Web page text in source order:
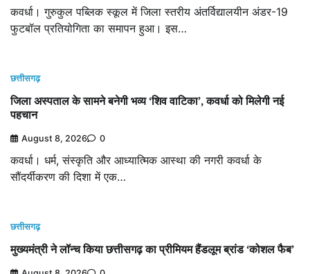
कवर्धा। गुरुकुल पब्लिक स्कूल में जिला स्तरीय अंतर्विद्यालयीन अंडर-19
फुटबॉल प्रतियोगिता का समापन हुआ। इस…
छत्तीसगढ़
जिला अस्पताल के सामने बनेगी भव्य ‘शिव वाटिका’, कवर्धा को मिलेगी नई
पहचान
August 8, 2026 0
कवर्धा। धर्म, संस्कृति और आध्यात्मिक आस्था की नगरी कवर्धा के
सौंदर्यीकरण की दिशा में एक…
छत्तीसगढ़
मुख्यमंत्री ने लॉन्च किया छत्तीसगढ़ का प्रीमियम हैंडलूम ब्रांड ‘कोशल फैब’